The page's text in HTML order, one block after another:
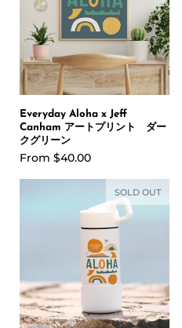
Everyday Aloha x Jeff
Canham アートプリント ダー
クグリーン
From $40.00
SOLD OUT